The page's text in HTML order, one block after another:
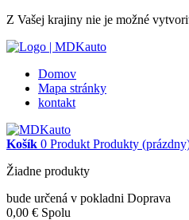
Z Vašej krajiny nie je možné
Domov
Mapa stránky
kontakt
Košík 0 Produkt Produkty
Žiadne produkty
bude určená v pokladni Doprava
0,00 € Spolu